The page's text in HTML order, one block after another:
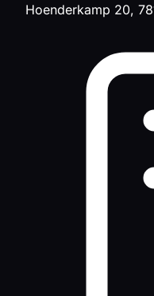
Hoenderkamp 20,